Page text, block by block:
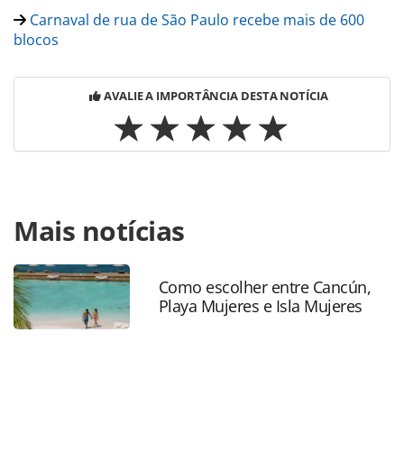
Carnaval de rua de São Paulo recebe mais de 600
blocos
AVALIE A IMPORTÂNCIA DESTA NOTÍCIA
https://www.panrotas.com.br/mercado/destinos/2022/01/
tambem-anuncia-cancelamento-de-festejos-de-
carnaval_186740.html ou as ferramentas oferecidas na
página. Todo o conteúdo produzido pela PANROTAS
Editora é protegido pela legislação brasileira sobre direito
autoral. Não reproduza o conteúdo sem autorização da
Mais notícias
Como escolher entre Cancún,
Playa Mujeres e Isla Mujeres